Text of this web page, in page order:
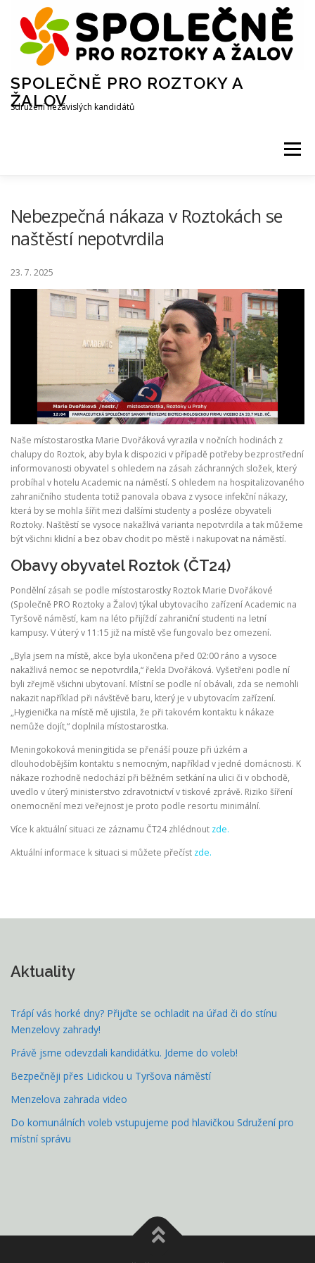
SPOLEČNĚ PRO ROZTOKY A
ŽALOV
Sdružení nezávislých kandidátů
Menu
POČASÍ V ROZTOKÁCH ZÁSADY COOKIES (EU)
Nebezpečná nákaza v Roztokách se
naštěstí nepotvrdila
23. 7. 2025
Naše místostarostka Marie Dvořáková vyrazila v nočních hodinách z
chalupy do Roztok, aby byla k dispozici v případě potřeby bezprostřední
informovanosti obyvatel s ohledem na zásah záchranných složek, který
probíhal v hotelu Academic na náměstí. S ohledem na hospitalizovaného
zahraničního studenta totiž panovala obava z vysoce infekční nákazy,
která by se mohla šířit mezi dalšími studenty a posléze obyvateli
Roztoky. Naštěstí se vysoce nakažlivá varianta nepotvrdila a tak můžeme
být všichni klidní a bez obav chodit po městě i nakupovat na náměstí.
Obavy obyvatel Roztok (ČT24)
Pondělní zásah se podle místostarostky Roztok Marie Dvořákové
(Společně PRO Roztoky a Žalov) týkal ubytovacího zařízení Academic na
Tyršově náměstí, kam na léto přijíždí zahraniční studenti na letní
kampusy. V úterý v 11:15 již na místě vše fungovalo bez omezení.
„Byla jsem na místě, akce byla ukončena před 02:00 ráno a vysoce
nakažlivá nemoc se nepotvrdila,“ řekla Dvořáková. Vyšetřeni podle ní
byli zřejmě všichni ubytovaní. Místní se podle ní obávali, zda se nemohli
nakazit například při návštěvě baru, který je v ubytovacím zařízení.
„Hygienička na místě mě ujistila, že při takovém kontaktu k nákaze
nemůže dojít,“ doplnila místostarostka.
Meningokoková meningitida se přenáší pouze při úzkém a
dlouhodobějším kontaktu s nemocným, například v jedné domácnosti. K
nákaze rozhodně nedochází při běžném setkání na ulici či v obchodě,
uvedlo v úterý ministerstvo zdravotnictví v tiskové zprávě. Riziko šíření
onemocnění mezi veřejnost je proto podle resortu minimální.
Více k aktuální situaci ze záznamu ČT24 zhlédnout zde.
Aktuální informace k situaci si můžete přečíst zde.
Aktuality
Trápí vás horké dny? Přijďte se ochladit na úřad či do stínu
Menzelovy zahrady!
Právě jsme odevzdali kandidátku. Jdeme do voleb!
Bezpečněji přes Lidickou u Tyršova náměstí
Menzelova zahrada video
Do komunálních voleb vstupujeme pod hlavičkou Sdružení pro
místní správu